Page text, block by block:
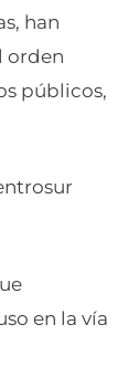
han
orden
públicos,
en la vía